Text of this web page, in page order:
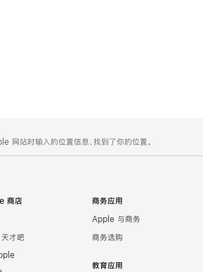
网站时输入的位置信息，找到了你的位置。
商店
才吧
商务应用
Apple 与商务
商务选购
教育应用